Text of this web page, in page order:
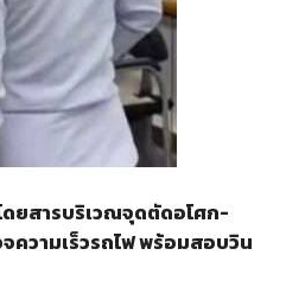
ยสารบริเวณจุดตัดอโศก-
ความเร็วรถไฟ พร้อมสอบวิน